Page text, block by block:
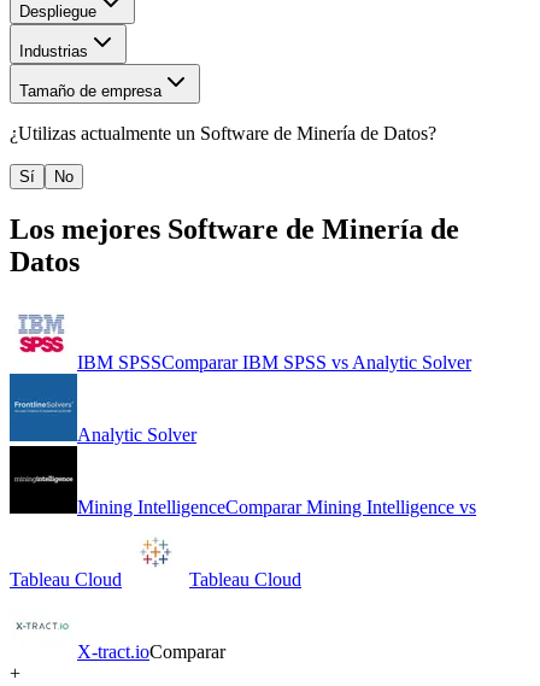
Despliegue
Industrias
Tamaño de empresa
¿Utilizas actualmente un Software de Minería de Datos?
Sí No
Los mejores Software de Minería de
Datos
IBM SPSSComparar IBM SPSS vsAnalytic Solver
Analytic Solver
Mining IntelligenceComparar Mining Intelligence vs
Tableau Cloud Tableau Cloud
X-tract.ioComparar
+